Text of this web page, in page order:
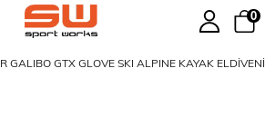
0
GALIBO GTX GLOVE SKI ALPINE KAYAK ELDİVENİ